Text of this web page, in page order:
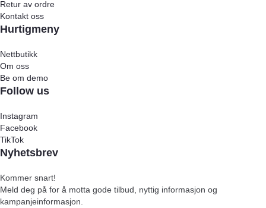
Retur av ordre
Kontakt oss
Hurtigmeny
Nettbutikk
Om oss
Be om demo
Follow us
Instagram
Facebook
TikTok
Nyhetsbrev
Kommer snart!
Meld deg på for å motta gode tilbud, nyttig informasjon og
kampanjeinformasjon.